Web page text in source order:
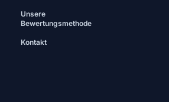
Unsere
Bewertungsmethode
Kontakt